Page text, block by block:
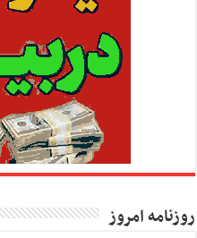
روزنامه امروز